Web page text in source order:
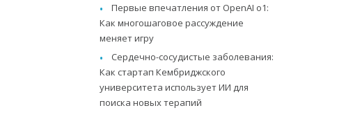
Первые впечатления от OpenAI o1:
Как многошаговое рассуждение
меняет игру
Сердечно-сосудистые заболевания:
Как стартап Кембриджского
университета использует ИИ для
поиска новых терапий